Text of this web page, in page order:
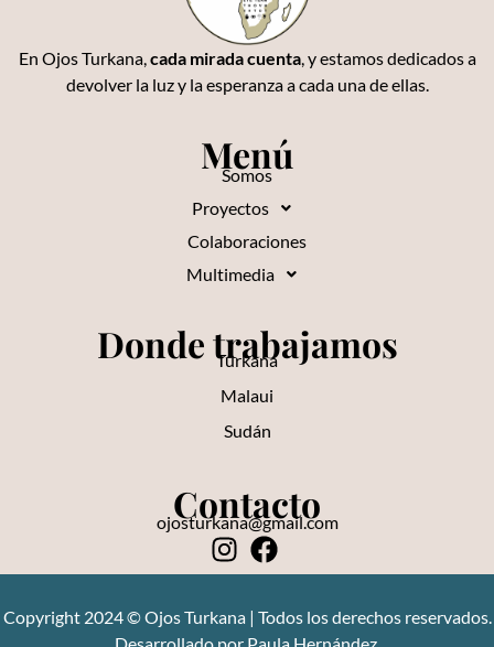
En Ojos Turkana,cada mirada cuenta, y estamos dedicados a
devolver la luz y la esperanza a cada una de ellas.
Menú
Somos
Proyectos
Colaboraciones
Multimedia
Donde trabajamos
Turkana
Malaui
Sudán
Contacto
ojosturkana@gmail.com
Copyright 2024 © Ojos Turkana | Todos los derechos reservados.
Desarrollado por Paula Hernández.